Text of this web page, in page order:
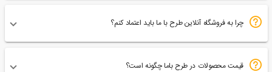
چرا به فروشگاه آنلاین طرح با ما باید اعتماد کنم؟
قیمت محصولات در طرح باما چگونه است؟